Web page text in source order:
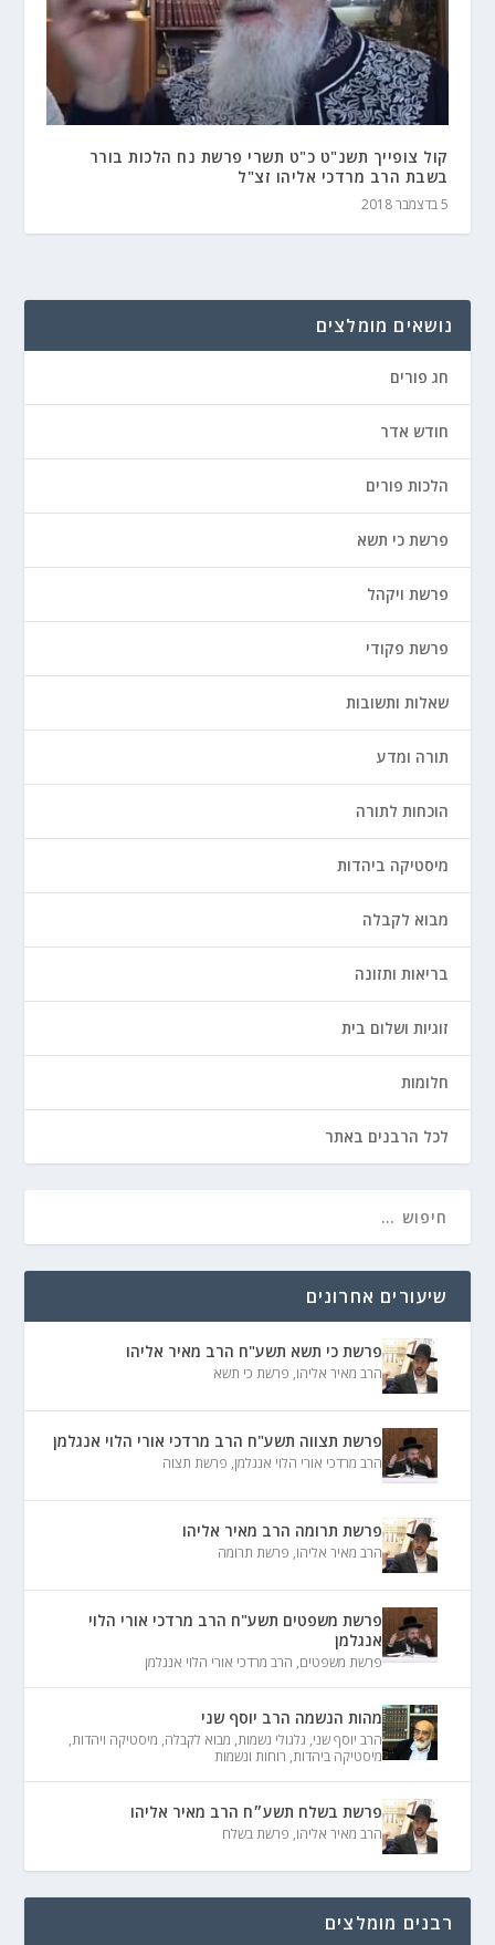
קול צופייך תשנ"ט כ"ט תשרי פרשת נח הלכות בורר
בשבת הרב מרדכי אליהו זצ"ל
5 בדצמבר 2018
נושאים מומלצים
חג פורים
חודש אדר
הלכות פורים
פרשת כי תשא
פרשת ויקהל
פרשת פקודי
שאלות ותשובות
תורה ומדע
הוכחות לתורה
מיסטיקה ביהדות
מבוא לקבלה
בריאות ותזונה
זוגיות ושלום בית
חלומות
לכל הרבנים באתר
שיעורים אחרונים
פרשת כי תשא תשע"ח הרב מאיר אליהו
הרב מאיר אליהו, פרשת כי תשא
פרשת תצווה תשע"ח הרב מרדכי אורי הלוי אנגלמן
הרב מרדכי אורי הלוי אנגלמן, פרשת תצוה
פרשת תרומה הרב מאיר אליהו
הרב מאיר אליהו, פרשת תרומה
פרשת משפטים תשע"ח הרב מרדכי אורי הלוי
אנגלמן
פרשת משפטים, הרב מרדכי אורי הלוי אנגלמן
מהות הנשמה הרב יוסף שני
הרב יוסף שני, גלגולי נשמות, מבוא לקבלה, מיסטיקה ויהדות,
מיסטיקה ביהדות, רוחות ונשמות
פרשת בשלח תשע״ח הרב מאיר אליהו
הרב מאיר אליהו, פרשת בשלח
רבנים מומלצים